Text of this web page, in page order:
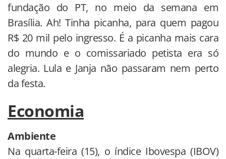
fundação do PT, no meio da semana em
Brasília. Ah! Tinha picanha, para quem pagou
R$ 20 mil pelo ingresso. É a picanha mais cara
do mundo e o comissariado petista era só
alegria. Lula e Janja não passaram nem perto
da festa.
Economia
Ambiente
Na quarta-feira (15), o índice Ibovespa (IBOV)